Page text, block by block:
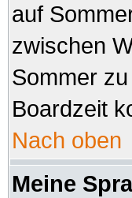
auf
zwischen
Sommer
Boardzeit
Nach oben
Meine